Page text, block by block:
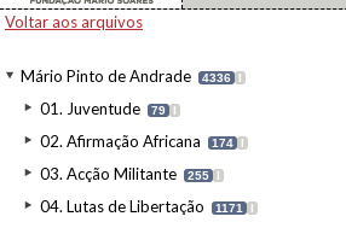
Voltar aos arquivos
Mário Pinto de Andrade 4336 I
01. Juventude 79 I
02. Afirmação Africana 174 I
03. Acção Militante 255 I
04. Lutas de Libertação 1171 I